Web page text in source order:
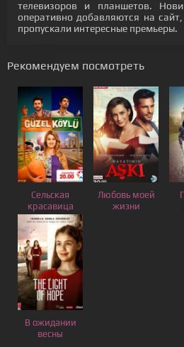
телевизоров и планшетов.
оперативно добавляются на
пропускали интересные премьеры.
Рекомендуем посмотреть
Сельская
красавица
Любовь моей
жизни
В ожидании
весны